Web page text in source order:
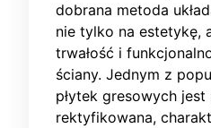
dobrana metoda
nie tylko na estetykę,
trwałość i
ściany. Jednym z
płytek gresowych jest
rektyfikowana,